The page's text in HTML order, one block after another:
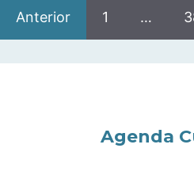
Anterior 1 …
Agenda